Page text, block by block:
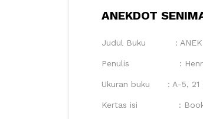
ANEKDOT
Judul Buku :
Penulis : Henri
Ukuran buku : A-5, 21
Kertas isi : Book